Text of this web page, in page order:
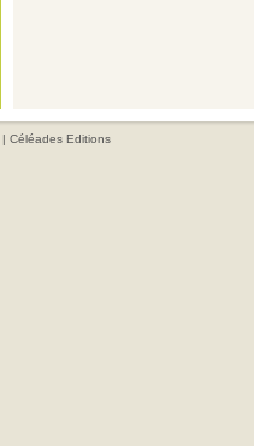
| Céléades Editions